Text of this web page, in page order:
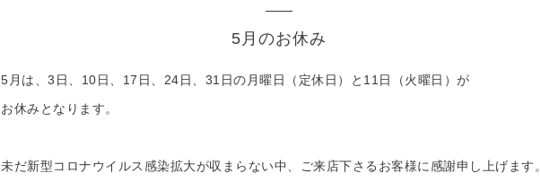
5月のお休み
5月は、3日、10日、17日、24日、31日の月曜日（定休日）と11日（火曜日）が
お休みとなります。
未だ新型コロナウイルス感染拡大が収まらない中、ご来店下さるお客様に感謝申し上げます。